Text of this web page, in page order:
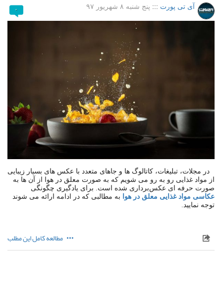
آی تی پورت ::: پنج شنبه ۸ شهریور ۹۷ ۰
در مجلات، تبلیغات، کاتالوگ ها و جاهای متعدد با عکس های بسیار زیبایی
از مواد غذایی رو به رو می شویم که به صورت معلق در هوا از آن ها به
صورت حرفه ای عکس‌برداری شده است. برای یادگیری چگونگی
عکاسی مواد غذایی معلق در هوا
به مطالبی که در ادامه ارائه می شوند
توجه نمایید.
مطالعه کامل این مطلب